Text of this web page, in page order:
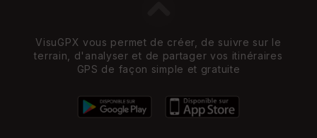
VisuGPX vous permet de créer, de suivre sur le
terrain, d'analyser et de partager vos itinéraires
GPS de façon simple et gratuite